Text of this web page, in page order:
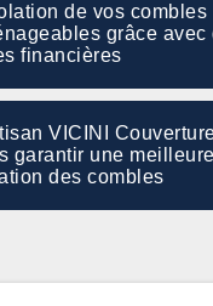
de vos combles
grâce avec
financières
VICINI
garantir une meilleure
des combles